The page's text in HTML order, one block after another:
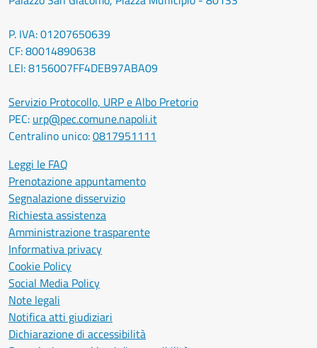
P. IVA: 01207650639
CF: 80014890638
LEI: 8156007FF4DEB97ABA09
Servizio Protocollo, URP e Albo Pretorio
PEC: urp@pec.comune.napoli.it
Centralino unico:0817951111
Leggi le FAQ
Prenotazione appuntamento
Segnalazione disservizio
Richiesta assistenza
Amministrazione trasparente
Informativa privacy
Cookie Policy
Social Media Policy
Note legali
Notifica atti giudiziari
Dichiarazione di accessibilità